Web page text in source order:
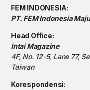
FEM INDONESIA:
PT. FEM Indonesia Maju
Head Office:
Intai Magazine
4F, No. 12-5, Lane 77,
Taiwan
Korespondensi: